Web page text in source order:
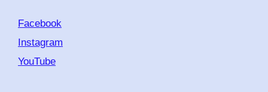
Facebook
Instagram
YouTube